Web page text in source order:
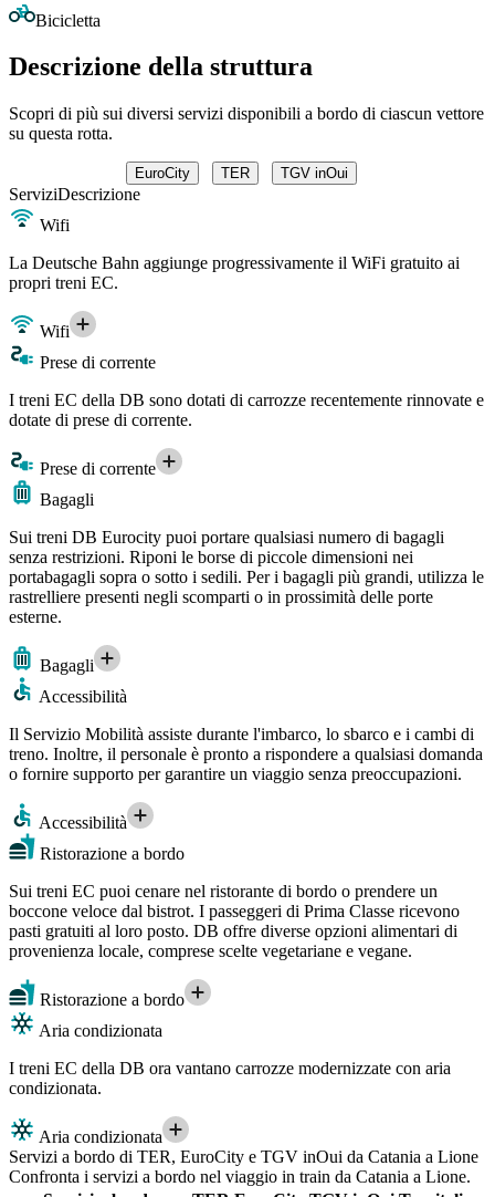
Bicicletta
Descrizione della struttura
Scopri di più sui diversi servizi disponibili a bordo di ciascun vettore
su questa rotta.
EuroCity TER TGV inOui
ServiziDescrizione
Wifi
La Deutsche Bahn aggiunge progressivamente il WiFi gratuito ai
propri treni EC.
Wifi
Prese di corrente
I treni EC della DB sono dotati di carrozze recentemente rinnovate e
dotate di prese di corrente.
Prese di corrente
Bagagli
Sui treni DB Eurocity puoi portare qualsiasi numero di bagagli
senza restrizioni. Riponi le borse di piccole dimensioni nei
portabagagli sopra o sotto i sedili. Per i bagagli più grandi, utilizza le
rastrelliere presenti negli scomparti o in prossimità delle porte
esterne.
Bagagli
Accessibilità
Il Servizio Mobilità assiste durante l'imbarco, lo sbarco e i cambi di
treno. Inoltre, il personale è pronto a rispondere a qualsiasi domanda
o fornire supporto per garantire un viaggio senza preoccupazioni.
Accessibilità
Ristorazione a bordo
Sui treni EC puoi cenare nel ristorante di bordo o prendere un
boccone veloce dal bistrot. I passeggeri di Prima Classe ricevono
pasti gratuiti al loro posto. DB offre diverse opzioni alimentari di
provenienza locale, comprese scelte vegetariane e vegane.
Ristorazione a bordo
Aria condizionata
I treni EC della DB ora vantano carrozze modernizzate con aria
condizionata.
Aria condizionata
Servizi a bordo di TER, EuroCity e TGV inOui da Catania a Lione
Confronta i servizi a bordo nel viaggio in train da Catania a Lione.